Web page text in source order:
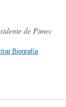
de Pimec
Biografía